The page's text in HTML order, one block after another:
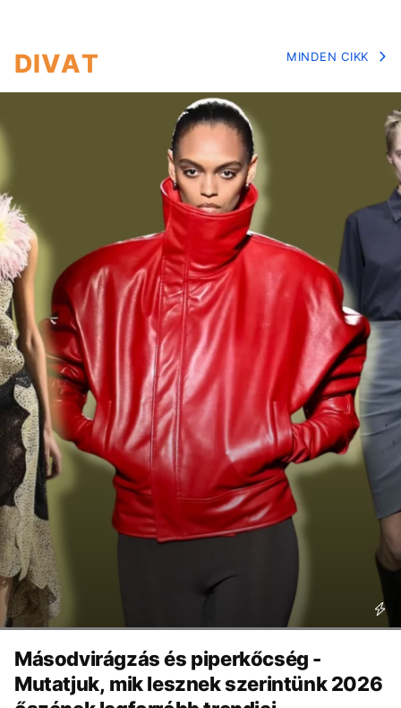
DIVAT MINDEN CIKK
Másodvirágzás és piperkőcség -
Mutatjuk, mik lesznek szerintünk 2026